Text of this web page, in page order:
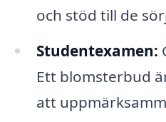
och stöd till de
Studentexamen:
Ett blomsterbud
att